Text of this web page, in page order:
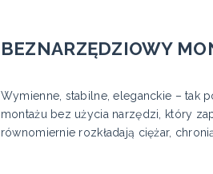
BEZNARZĘDZIOWY
Wymienne, stabilne, eleganckie – tak
montażu bez użycia narzędzi, który
równomiernie rozkładają ciężar,